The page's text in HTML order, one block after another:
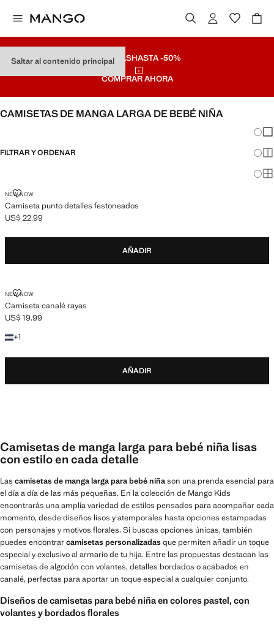
Saltar al contenido principal
REBAJASHASTA -50%
COMPRAR AHORA
CAMISETAS DE MANGA LARGA DE BEBÉ NIÑA
FILTRAR Y ORDENAR
NEW NOW
Camiseta punto detalles festoneados
CAMISETA PUNTO DETALLES FESTONEADOS
Precio actual [US$ 22.99 ]
US$ 22.99
AÑADIR
NEW NOW
Camiseta canalé rayas
CAMISETA CANALÉ RAYAS
Precio actual [US$ 19.99 ]
US$ 19.99
+1
+1 color
AÑADIR
Camisetas de manga larga para bebé niña lisas
con estilo en cada detalle
Las camisetas de manga larga para bebé niñason una prenda esencial para
el día a día de las más pequeñas. En la colección de Mango Kids
encontrarás una amplia variedad de estilos pensados para acompañar cada
momento, desde diseños lisos y atemporales hasta opciones estampadas
con personajes y motivos florales. Si buscas opciones únicas, también
puedes encontrarcamisetas personalizadasque permiten añadir un toque
especial y exclusivo al armario de tu hija. Entre las propuestas destacan las
camisetas de algodón con volantes, detalles bordados o acabados en
canalé, perfectas para aportar un toque especial a cualquier conjunto.
Diseños de camisetas para bebé niña en colores pastel, con
volantes y bordados florales